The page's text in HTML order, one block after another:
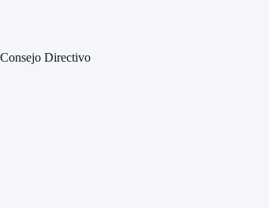
Consejo Directivo